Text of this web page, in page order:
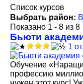
Список курсов
Выбрать район:
Показано 1 - 8 из 8
Бьюти
1
Обучение
профессию